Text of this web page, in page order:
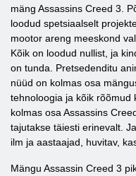
mäng Assassins Creed 3.
loodud spetsiaalselt
mootor areng meeskond
Kõik on loodud nullist, ja
on tunda. Pretsedenditu
nüüd on kolmas osa
tehnoloogia ja kõik rõõmud
kolmas osa Assassins
tajutakse täiesti erinevalt.
ilm ja aastaajad, huvitav,
Mängu Assassin Creed 3